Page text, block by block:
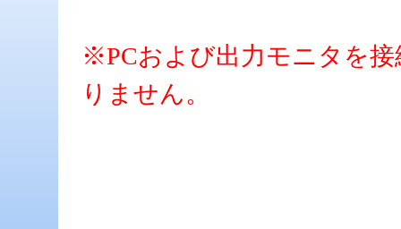
※PCおよび出力モニタを
りません。